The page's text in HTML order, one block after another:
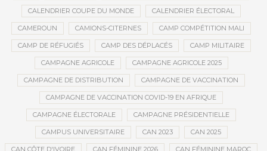
CALENDRIER COUPE DU MONDE CALENDRIER ÉLECTORAL
CAMEROUN CAMIONS-CITERNES CAMP COMPÉTITION MALI
CAMP DE RÉFUGIÉS CAMP DES DÉPLACÉS CAMP MILITAIRE
CAMPAGNE AGRICOLE CAMPAGNE AGRICOLE 2025
CAMPAGNE DE DISTRIBUTION CAMPAGNE DE VACCINATION
CAMPAGNE DE VACCINATION COVID-19 EN AFRIQUE
CAMPAGNE ÉLECTORALE CAMPAGNE PRÉSIDENTIELLE
CAMPUS UNIVERSITAIRE CAN 2023 CAN 2025
CAN CÔTE D'IVOIRE CAN FÉMININE 2026 CAN FÉMININE MAROC